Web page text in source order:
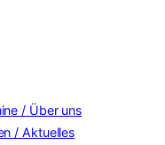
/ Über uns
/ Aktuelles